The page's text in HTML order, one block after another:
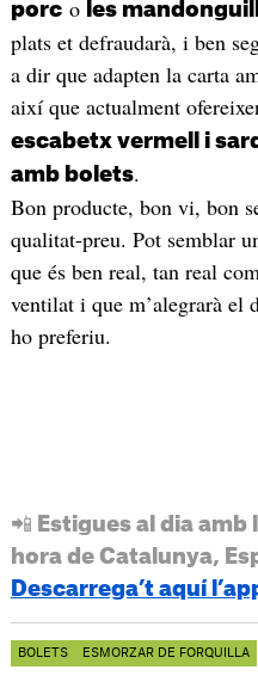
porco les
plats et defraudarà, i ben
a dir que adapten la carta
així que actualment
escabetx vermell i
amb bolets.
Bon producte, bon vi, bon
qualitat-preu. Pot semblar
que és ben real, tan real
ventilat i que m’alegrarà el
ho preferiu.
📲 Estigues al dia
hora de Catalunya,
Descarrega’t aquí
BOLETS ESMORZAR DE FORQUILLA